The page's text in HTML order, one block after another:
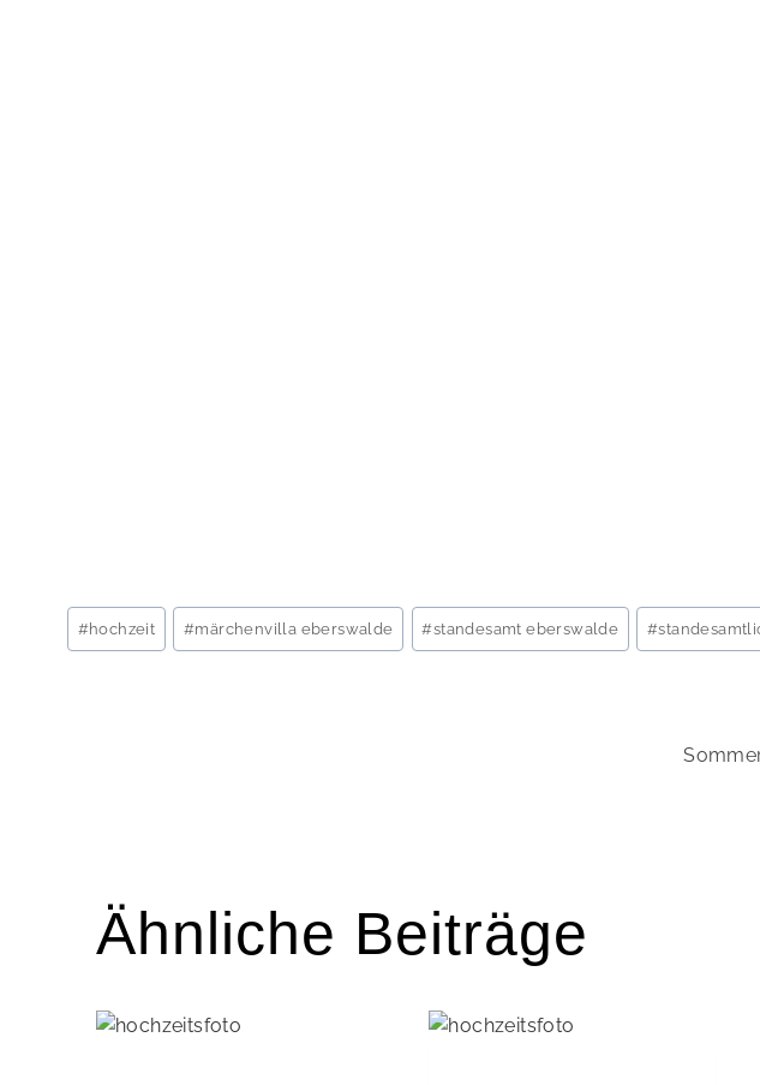
Schlagworte:
#hochzeit #märchenvilla eberswalde #standesamt eberswalde #
Ähnliche Beiträge